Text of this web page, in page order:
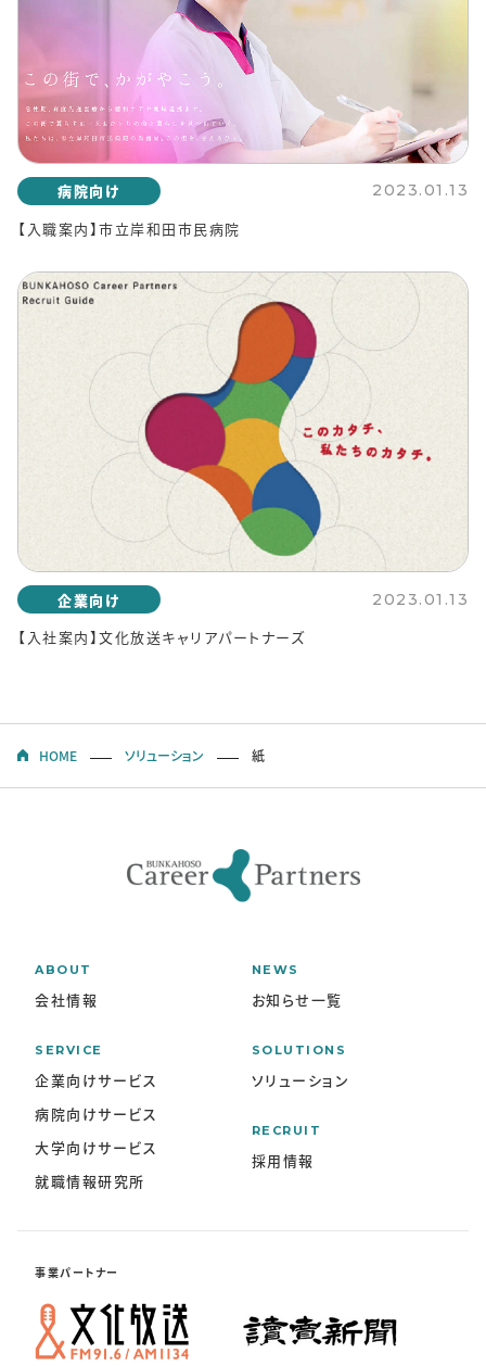
病院向け 2023.01.13
【入職案内】市立岸和田市民病院
企業向け 2023.01.13
【入社案内】文化放送キャリアパートナーズ
HOME ソリューション 紙
ABOUT
会社情報
SERVICE
企業向けサービス
病院向けサービス
大学向けサービス
就職情報研究所
NEWS
お知らせ一覧
SOLUTIONS
ソリューション
RECRUIT
採用情報
事業パートナー